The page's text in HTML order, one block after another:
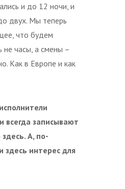
и до 12 ночи, и
двух. Мы теперь
что будем
не часы, а смены –
Как в Европе и как
всегда записывают
А, по-
здесь интерес для